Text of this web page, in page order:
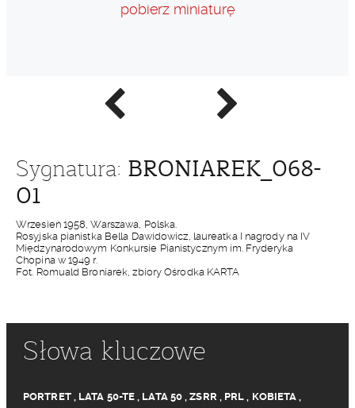
Poprzednie
zdjęcie
Następne
zdjęcie
pobierz miniaturę
Sygnatura: BRONIAREK_068-
01
Wrzesień 1958, Warszawa, Polska.
Rosyjska pianistka Bella Dawidowicz, laureatka I nagrody na IV
Międzynarodowym Konkursie Pianistycznym im. Fryderyka
Chopina w 1949 r.
Fot. Romuald Broniarek, zbiory Ośrodka KARTA
Słowa kluczowe
PORTRET, LATA 50-TE , LATA 50 ,ZSRR, PRL , KOBIETA ,